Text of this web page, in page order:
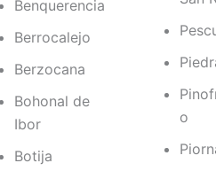
Benquerencia
Berrocalejo
Berzocana
Bohonal de
Ibor
Botija
o